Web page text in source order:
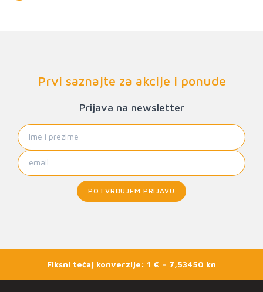
Prvi saznajte za akcije i ponude
Prijava na newsletter
POTVRĐUJEM PRIJAVU
Fiksni tečaj konverzije: 1 € = 7,53450 kn